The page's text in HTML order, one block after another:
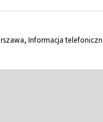
Informacja